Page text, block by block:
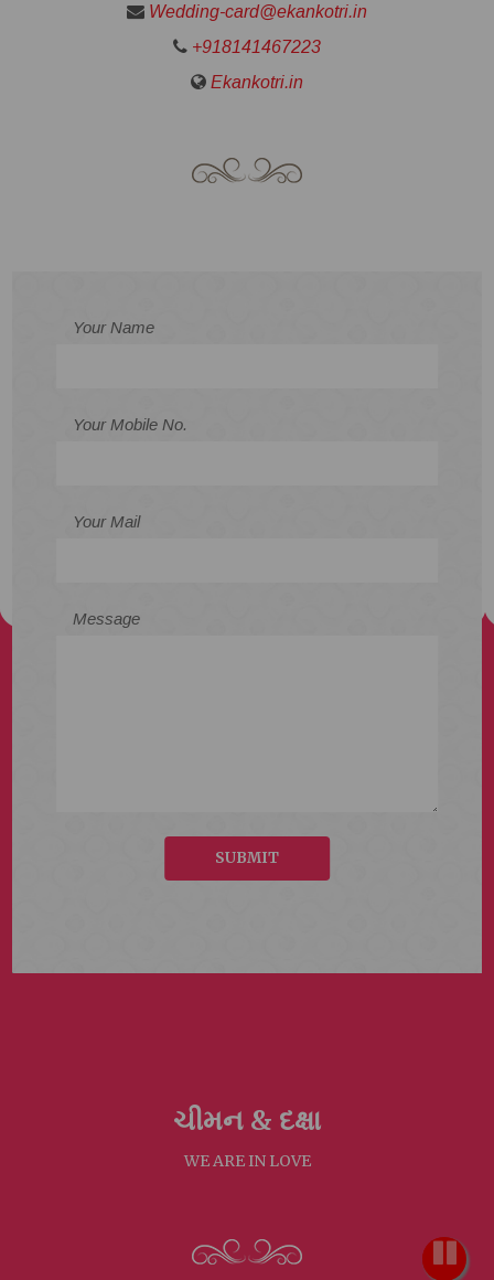
Wedding-card@ekankotri.in
+918141467223
Ekankotri.in
Your Name
Your Mobile No.
Your Mail
Message
SUBMIT
ચીમન & દક્ષા
WE ARE IN LOVE